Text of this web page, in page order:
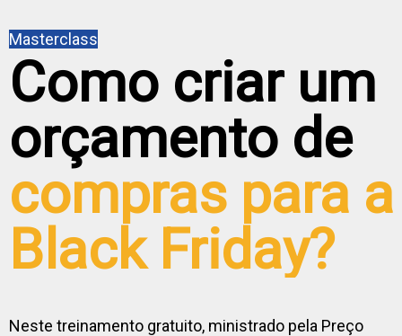
Masterclass
Como criar um
orçamento de
compras para a
Black Friday?
Neste treinamento gratuito, ministrado pela Preço